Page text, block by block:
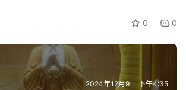
0 0
2024年12月9日 下午4:35